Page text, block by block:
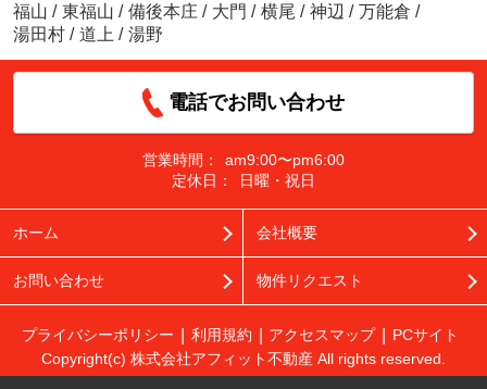
福山 / 東福山 / 備後本庄 / 大門 / 横尾 / 神辺 / 万能倉 /
湯田村 / 道上 / 湯野
電話でお問い合わせ
営業時間：
am9:00〜pm6:00
定休日：
日曜・祝日
ホーム 会社概要
お問い合わせ 物件リクエスト
プライバシーポリシー 利用規約 アクセスマップ
PCサイト
Copyright(c) 株式会社アフィット不動産 All rights reserved.